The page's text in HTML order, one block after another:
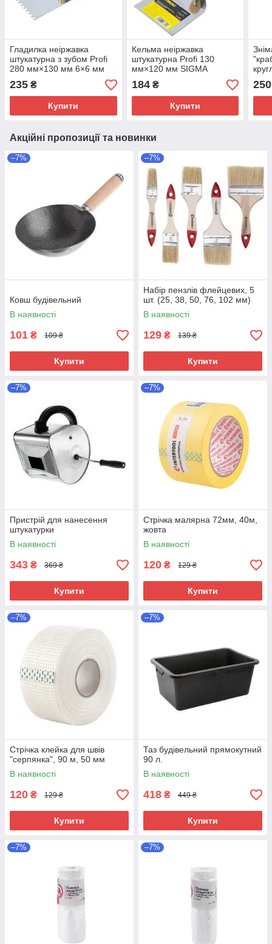
Гладилка неіржавка
штукатурна з зубом Profi
280 мм×130 мм 6×6 мм
SIGMA (8327521)
235 ₴
Купити
Кельма неіржавка
штукатурна Profi 130
мм×120 мм SIGMA
(8327341)
184₴
Купити
250
Акційні пропозиції та новинки
–7%
Ковш будівельний
В наявності
101 ₴ 109 ₴
Купити
–7%
Набір пензлів флейцевих, 5
шт. (25, 38, 50, 76, 102 мм)
В наявності
129 ₴ 139 ₴
Купити
–7%
Пристрій для нанесення
штукатурки
В наявності
343 ₴ 369 ₴
Купити
–7%
Стрічка малярна 72мм, 40м,
жовта
В наявності
120 ₴ 129 ₴
Купити
–7%
Стрічка клейка для швів
"серпянка", 90 м, 50 мм
В наявності
120 ₴ 129 ₴
Купити
–7%
Таз будівельний прямокутний
90 л.
В наявності
418 ₴ 449 ₴
Купити
–7% –7%